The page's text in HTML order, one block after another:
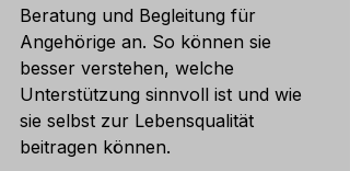
Beratung und Begleitung für
Angehörige an. So können sie
besser verstehen, welche
Unterstützung sinnvoll ist und wie
sie selbst zur Lebensqualität
beitragen können.